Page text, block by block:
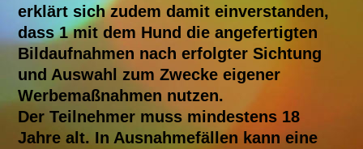
erklärt sich zudem damit einverstanden,
dass 1 mit dem Hund die angefertigten
Bildaufnahmen nach erfolgter Sichtung
und Auswahl zum Zwecke eigener
Werbemaßnahmen nutzen.
Der Teilnehmer muss mindestens 18
Jahre alt. In Ausnahmefällen kann eine